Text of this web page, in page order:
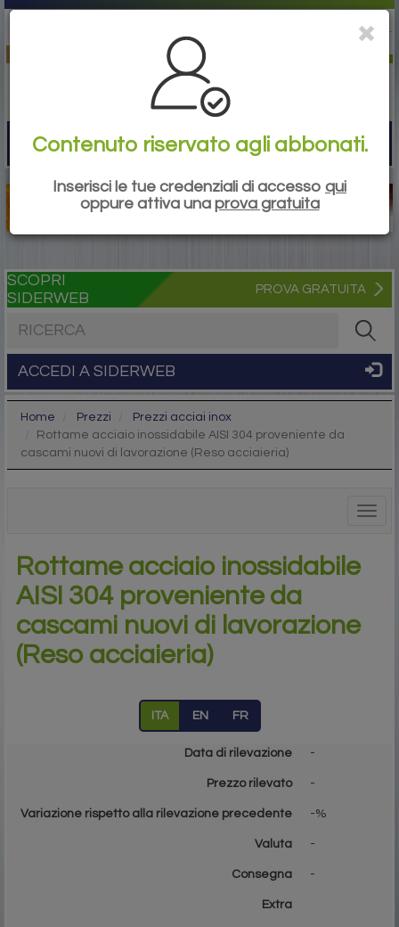
SCOPRI
SIDERWEB
PROVA GRATUITA
ACCEDI A SIDERWEB
Home Prezzi
Prezzi acciai inox
Rottame acciaio inossidabile AISI 304 proveniente da
cascami nuovi di lavorazione (Reso acciaieria)
Rottame acciaio inossidabile
AISI 304 proveniente da
cascami nuovi di lavorazione
(Reso acciaieria)
ITA EN FR
Data di rilevazione -
Prezzo rilevato -
Variazione rispetto alla rilevazione precedente -%
Valuta -
Consegna -
Extra
Contenuto riservato agli abbonati.
Inserisci le tue credenziali di accesso qui
oppure attiva una prova gratuita